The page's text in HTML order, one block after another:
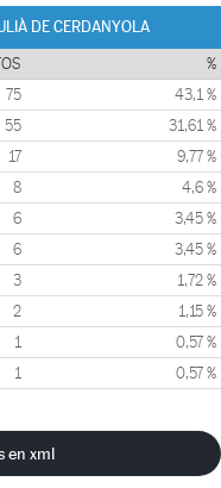
DE CERDANYOLA
%
75 43,1 %
55 31,61 %
17 9,77 %
8 4,6 %
6 3,45 %
6 3,45 %
3 1,72 %
2 1,15 %
1 0,57 %
1 0,57 %
en xml